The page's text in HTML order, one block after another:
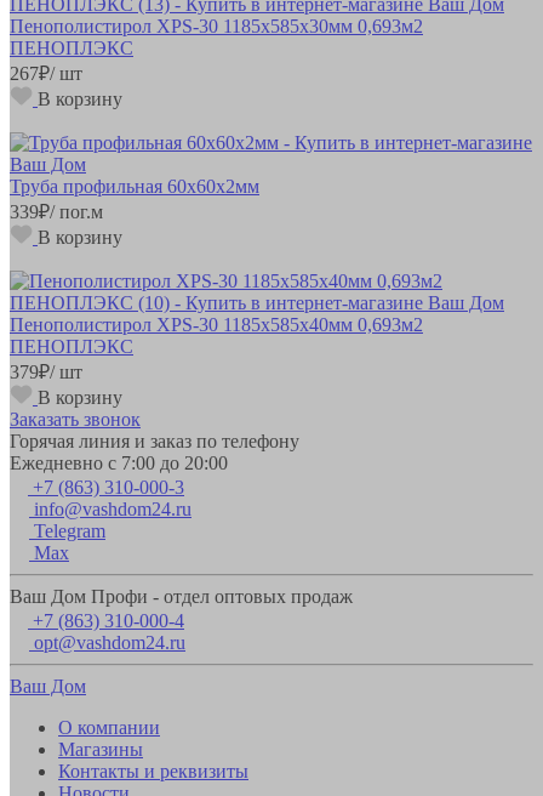
Пенополистирол XPS-30 1185х585х30мм 0,693м2
ПЕНОПЛЭКС
267₽/ шт
В корзину
Труба профильная 60х60х2мм
339₽/ пог.м
В корзину
Пенополистирол XPS-30 1185х585х40мм 0,693м2
ПЕНОПЛЭКС
379₽/ шт
В корзину
Заказать звонок
Горячая линия и заказ по телефону
Ежедневно с 7:00 до 20:00
+7 (863) 310-000-3
info@vashdom24.ru
Telegram
Max
Ваш Дом Профи - отдел оптовых продаж
+7 (863) 310-000-4
opt@vashdom24.ru
Ваш Дом
О компании
Магазины
Контакты и реквизиты